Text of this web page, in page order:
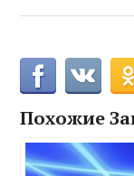
Похожие